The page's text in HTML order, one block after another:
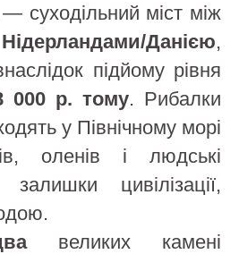
суходільний міст між
Нідерландами/Данією,
підйому рівня
000 р. тому. Рибалки
у Північному морі
оленів і людські
цивілізації,
великих камені